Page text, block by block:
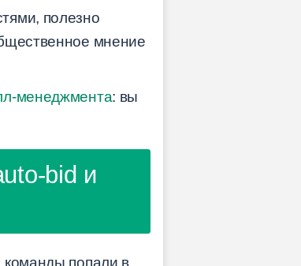
полезно
мнение
менеджмента: вы
bid и
команды попали в